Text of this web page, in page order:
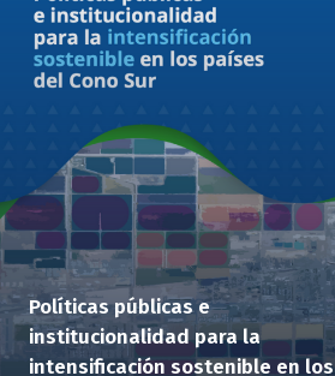
Políticas públicas e
institucionalidad para la
intensificación sostenible en los